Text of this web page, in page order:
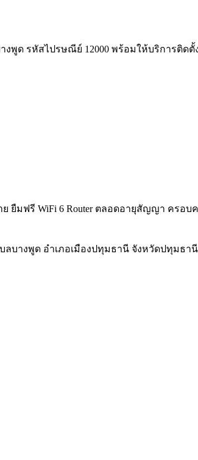
พูด รหัสไปรษณีย์ 12000 พร้อมให้บริการติดตั้
ยืมฟรี WiFi 6 Router ตลอดอายุสัญญา ครอ
บางพูด อำเภอเมืองปทุมธานี จังหวัดปทุมธ